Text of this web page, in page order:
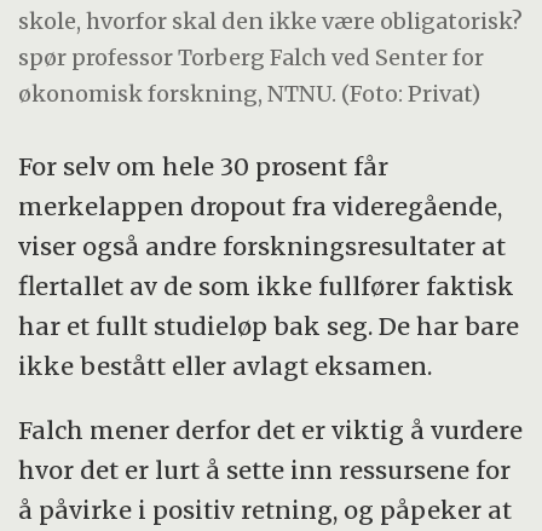
skole, hvorfor skal den ikke være obligatorisk?
spør professor Torberg Falch ved Senter for
økonomisk forskning, NTNU. (Foto: Privat)
For selv om hele 30 prosent får
merkelappen dropout fra videregående,
viser også andre forskningsresultater at
flertallet av de som ikke fullfører faktisk
har et fullt studieløp bak seg. De har bare
ikke bestått eller avlagt eksamen.
Falch mener derfor det er viktig å vurdere
hvor det er lurt å sette inn ressursene for
å påvirke i positiv retning, og påpeker at